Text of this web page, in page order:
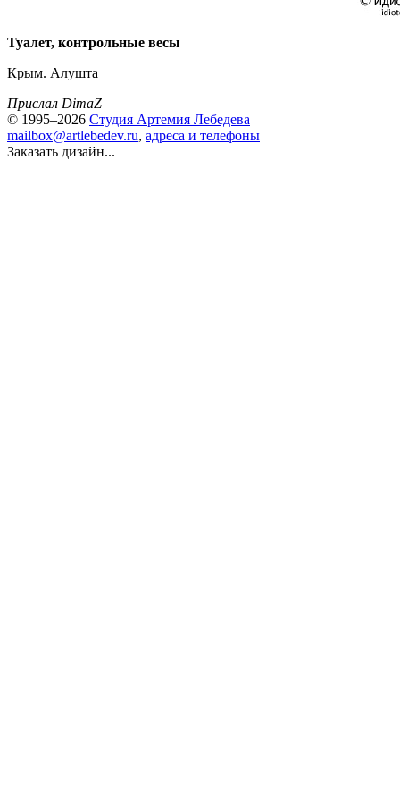
Туалет, контрольные весы
Крым. Алушта
Прислал DimaZ
© 1995–2026 Студия Артемия Лебедева
mailbox@artlebedev.ru, адреса и телефоны
Заказать дизайн...